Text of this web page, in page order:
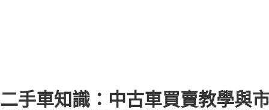
二手車知識：中古車買賣教學與